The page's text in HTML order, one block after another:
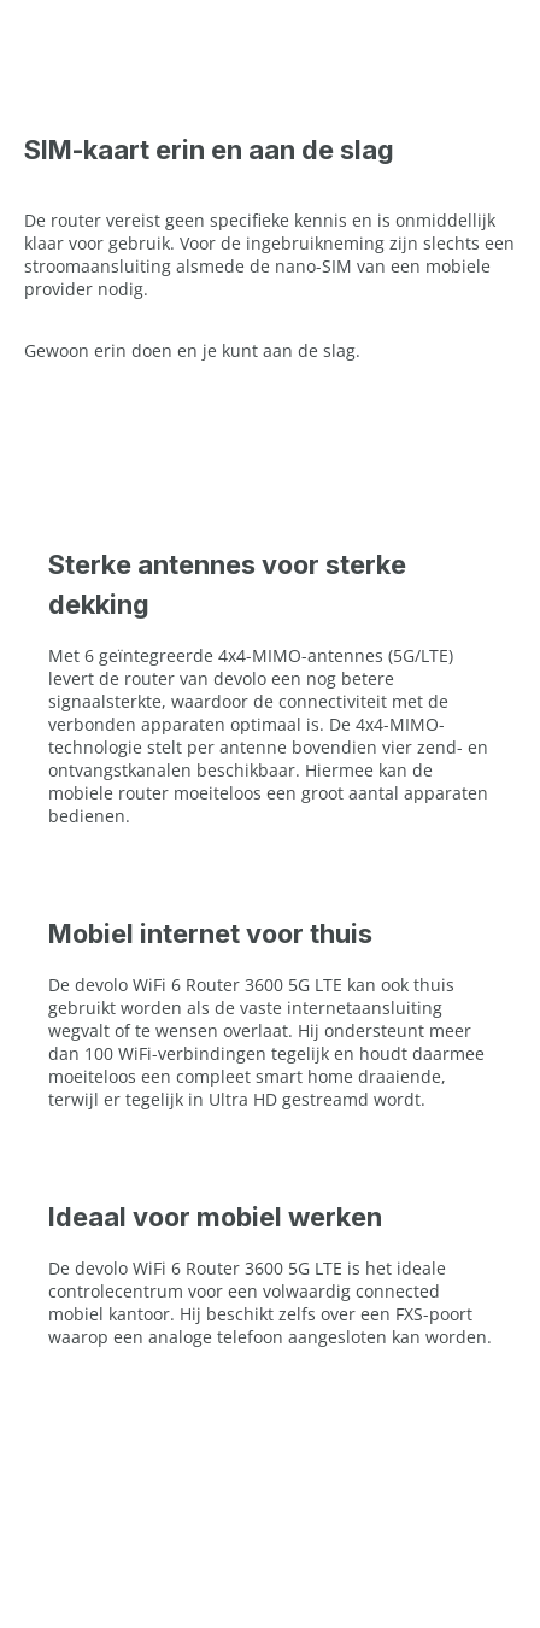
SIM-kaart erin en aan de slag
De router vereist geen specifieke kennis en is onmiddellijk
klaar voor gebruik. Voor de ingebruikneming zijn slechts een
stroomaansluiting alsmede de nano-SIM van een mobiele
provider nodig.
Gewoon erin doen en je kunt aan de slag.
Sterke antennes voor sterke
dekking
Met 6 geïntegreerde 4x4-MIMO-antennes (5G/LTE)
levert de router van devolo een nog betere
signaalsterkte, waardoor de connectiviteit met de
verbonden apparaten optimaal is. De 4x4-MIMO-
technologie stelt per antenne bovendien vier zend- en
ontvangstkanalen beschikbaar. Hiermee kan de
mobiele router moeiteloos een groot aantal apparaten
bedienen.
Mobiel internet voor thuis
De devolo WiFi 6 Router 3600 5G LTE kan ook thuis
gebruikt worden als de vaste internetaansluiting
wegvalt of te wensen overlaat. Hij ondersteunt meer
dan 100 WiFi-verbindingen tegelijk en houdt daarmee
moeiteloos een compleet smart home draaiende,
terwijl er tegelijk in Ultra HD gestreamd wordt.
Ideaal voor mobiel werken
De devolo WiFi 6 Router 3600 5G LTE is het ideale
controlecentrum voor een volwaardig connected
mobiel kantoor. Hij beschikt zelfs over een FXS-poort
waarop een analoge telefoon aangesloten kan worden.